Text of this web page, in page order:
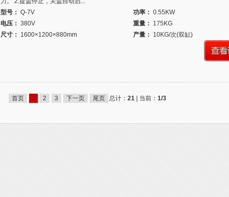
型号： Q-7V 功率： 0.55KW
电压： 380V 重量： 175KG
尺寸： 1600×1200×880mm 产量： 10KG/次(双缸)
首页 1 2 3 下一页 尾页 总计： 21 | 当前： 1/3